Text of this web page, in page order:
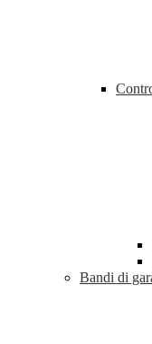
Bandi di